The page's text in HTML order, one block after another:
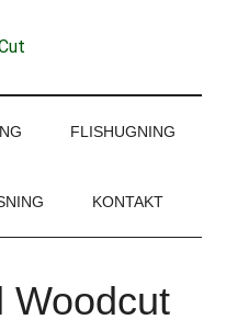
FLISHUGNING
KONTAKT
Woodcut